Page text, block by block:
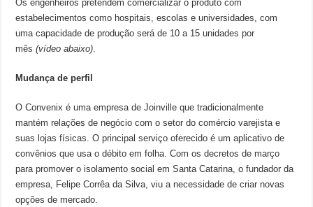
Os engenheiros pretendem comercializar o produto com
estabelecimentos como hospitais, escolas e universidades, com
uma capacidade de produção será de 10 a 15 unidades por
mês(vídeo abaixo)
Mudança de perfil
O Convenix é uma empresa de Joinville que tradicionalmente
mantém relações de negócio com o setor do comércio varejista e
suas lojas físicas. O principal serviço oferecido é um aplicativo de
convênios que usa o débito em folha. Com os decretos de março
para promover o isolamento social em Santa Catarina, o fundador da
empresa, Felipe Corrêa da Silva, viu a necessidade de criar novas
opções de mercado.